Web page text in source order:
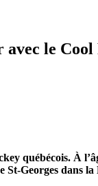
le Cool
québécois. À
Georges dans